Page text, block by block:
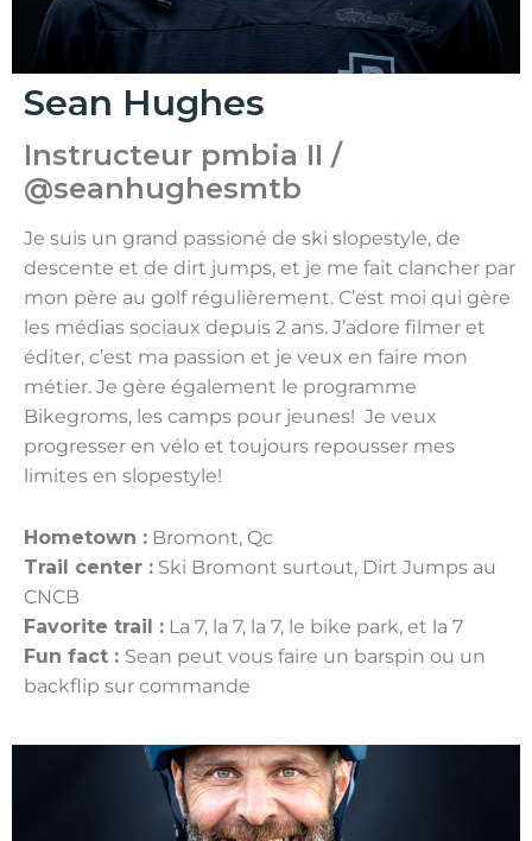
Sean Hughes
Instructeur pmbia II /
@seanhughesmtb
Je suis un grand passioné de ski slopestyle, de
descente et de dirt jumps, et je me fait clancher par
mon père au golf régulièrement. C’est moi qui gère
les médias sociaux depuis 2 ans. J’adore filmer et
éditer, c’est ma passion et je veux en faire mon
métier. Je gère également le programme
Bikegroms, les camps pour jeunes! Je veux
progresser en vélo et toujours repousser mes
limites en slopestyle!
Hometown : Bromont, Qc
Trail center : Ski Bromont surtout, Dirt Jumps au
CNCB
Favorite trail : La 7, la 7, la 7, le bike park, et la 7
Fun fact : Sean peut vous faire un barspin ou un
backflip sur commande